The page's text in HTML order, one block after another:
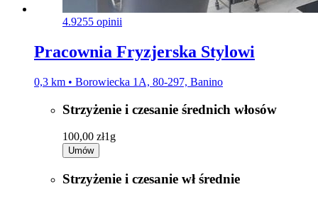
4.9255 opinii
Pracownia Fryzjerska Stylowi
0,3 km • Borowiecka 1A, 80-297, Banino
Strzyżenie i czesanie średnich włosów
100,00 zł1g
Umów
Strzyżenie i czesanie wł średnie